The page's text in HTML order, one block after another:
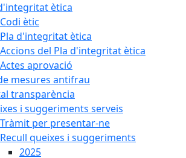
ètica
Codi ètic
Pla d'integritat ètica
Accions del Pla d'integritat ètica
Actes aprovació
mesures antifrau
transparència
i suggeriments serveis
Tràmit per presentar-ne
Recull queixes i suggeriments
2025